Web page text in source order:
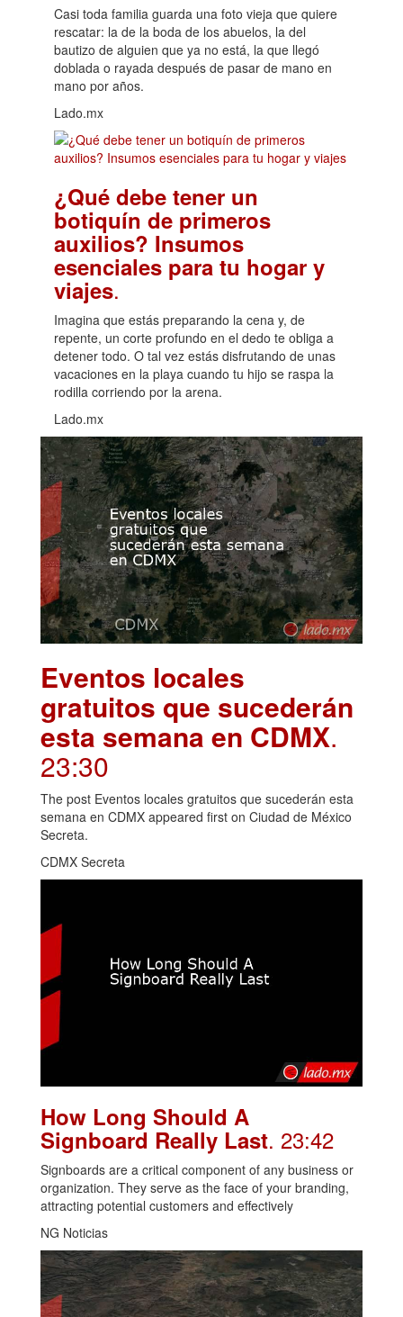
Casi toda familia guarda una foto vieja que quiere
rescatar: la de la boda de los abuelos, la del
bautizo de alguien que ya no está, la que llegó
doblada o rayada después de pasar de mano en
mano por años.
Lado.mx
¿Qué debe tener un
botiquín de primeros
auxilios? Insumos
esenciales para tu hogar y
viajes.
Imagina que estás preparando la cena y, de
repente, un corte profundo en el dedo te obliga a
detener todo. O tal vez estás disfrutando de unas
vacaciones en la playa cuando tu hijo se raspa la
rodilla corriendo por la arena.
Lado.mx
Eventos locales
gratuitos que sucederán
esta semana en CDMX.
23:30
The post Eventos locales gratuitos que sucederán esta
semana en CDMX appeared first on Ciudad de México
Secreta.
CDMX Secreta
How Long Should A
Signboard Really Last. 23:42
Signboards are a critical component of any business or
organization. They serve as the face of your branding,
attracting potential customers and effectively
NG Noticias